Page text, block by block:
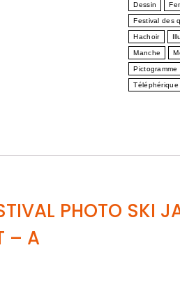
Dessin
Festival des
Hachoir
Manche
Pictogramme
Téléphérique
PHOTO SKI
– A